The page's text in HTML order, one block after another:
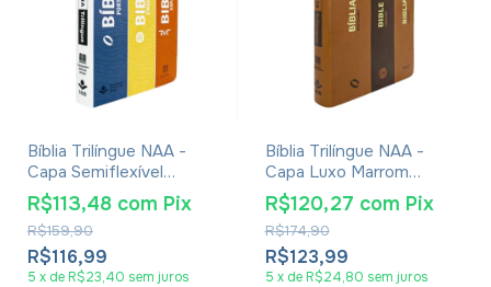
Bíblia Trilíngue NAA -
Capa Semiflexível
Triotone
R$116,99
R$159,90
R$113,48 com Pix
5 x de R$23,40 sem juros
Bíblia Trilíngue NAA -
Capa Luxo Marrom
Triotone
R$123,99
R$174,90
R$120,27 com Pix
5 x de R$24,80 sem juros